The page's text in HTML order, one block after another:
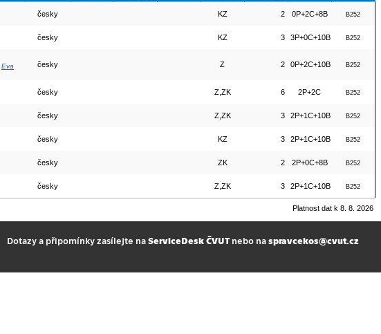
česky KZ 2 0P+2C+8B B252
česky KZ 3 3P+0C+10B B252
Eva
česky Z 2 0P+2C+10B B252
česky Z,ZK 6 2P+2C B252
česky Z,ZK 3 2P+1C+10B B252
česky KZ 3 2P+1C+10B B252
česky ZK 2 2P+0C+8B B252
česky Z,ZK 3 2P+1C+10B B252
Platnost dat k 8. 8. 2026
Dotazy a připomínky zasílejte naServiceDesk ČVUTnebo naspravcekos@cvut.cz